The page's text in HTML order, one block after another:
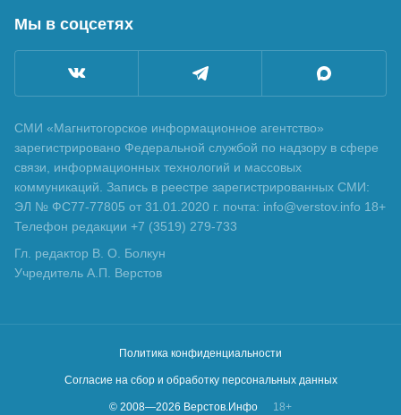
Мы в соцсетях
СМИ «Магнитогорское информационное агентство»
зарегистрировано Федеральной службой по надзору в сфере
связи, информационных технологий и массовых
коммуникаций. Запись в реестре зарегистрированных СМИ:
ЭЛ № ФС77-77805 от 31.01.2020 г. почта: info@verstov.info 18+
Телефон редакции +7 (3519) 279-733
Гл. редактор В. О. Болкун
Учредитель А.П. Верстов
Политика конфиденциальности
Согласие на сбор и обработку персональных данных
© 2008—2026 Верстов.Инфо 18+